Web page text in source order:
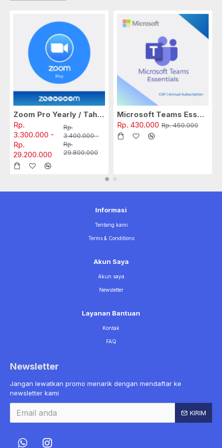
Zoom Pro Yearly / Tahunan
Rp.
3.300.000 -
Rp.
29.200.000
Rp.
3.400.000 -
Rp.
29.800.000
Microsoft Teams Essentials (CSP) (Yearly)
Rp. 430.000 Rp. 450.000
Informasi
Tentang kami
Terms & Conditions
Akun Saya
Akun saya
Newsletter
Layanan Bantuan
Kontak
FAQ
Newsletter
Jangan lewatkan promo menarik dengan mendaftar ke
newsletter kami
KIRIM